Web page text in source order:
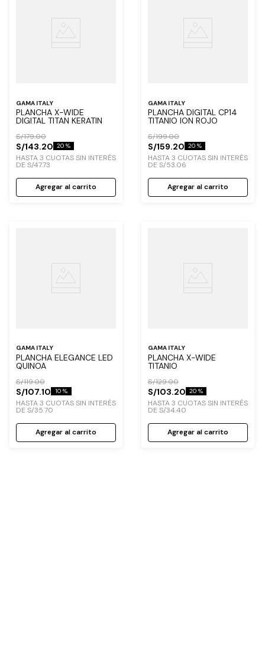
GAMA ITALY
PLANCHA X-WIDE
DIGITAL TITAN KERATIN
S/179.00
S/143.20 20 %
HASTA3 CUOTAS SIN INTERÉS
DE S/47.73
Agregar al carrito
GAMA ITALY
PLANCHA DIGITAL CP14
TITANIO ION ROJO
S/199.00
S/159.20 20 %
HASTA3 CUOTAS SIN INTERÉS
DE S/53.06
Agregar al carrito
GAMA ITALY
PLANCHA ELEGANCE LED
QUINOA
S/119.00
S/107.10 10 %
HASTA3 CUOTAS SIN INTERÉS
DE S/35.70
Agregar al carrito
GAMA ITALY
PLANCHA X-WIDE
TITANIO
S/129.00
S/103.20 20 %
HASTA3 CUOTAS SIN INTERÉS
DE S/34.40
Agregar al carrito